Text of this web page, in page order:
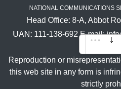
NATIONAL COMMUNICATIONS
Head Office: 8-A, Abbot
UAN: 111-138-692 E-mail:
Reproduction or
this web site in any form is
strictly